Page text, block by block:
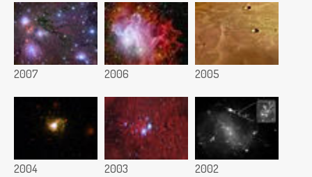
2007 2006 2005
2004 2003 2002